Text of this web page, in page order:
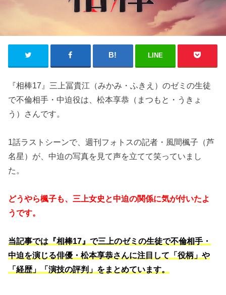
LINE
『相棒17』三上冨貴江（みかみ・ふきえ）のゼミの生徒
で不倫相手・中迫役は、松本享恭（まつもと・うきょ
う）さんです。
1話ラストシーンで、週刊フォトスの記者・風間楓子（芦
名星）が、中迫の写真を見て声を立てて笑っていまし
た。
どうやら楓子も、三上女史と中迫の関係に気が付いたよ
うです。
当記事では『相棒17』で三上のゼミの生徒で不倫相手・
中迫を演じる俳優・松本享恭さんに注目して「役柄」や
「経歴」「演技の評判」をまとめています。